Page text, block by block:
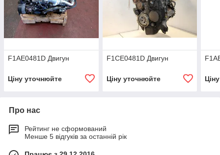
F1АЕ0481D Двигун
Ціну уточнюйте
F1CE0481D Двигун
Ціну уточнюйте
Про нас
Рейтинг не сформований
Менше 5 відгуків за останній рік